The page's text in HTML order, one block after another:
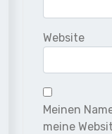
Website
Meinen
meine